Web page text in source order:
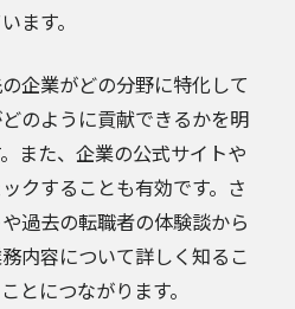
ます。
企業がどの分野に特化して
のように貢献できるかを明
また、企業の公式サイトや
クすることも有効です。さ
過去の転職者の体験談から
内容について詳しく知るこ
とにつながります。